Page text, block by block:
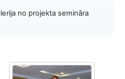
no projekta semināra